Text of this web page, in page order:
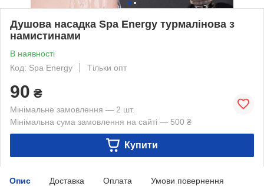
Душова насадка Spa Energy турмалінова з
намистинами
В наявності
Код: Spa Energy
Тільки опт
90 ₴
Мінімальне замовлення — 2 шт.
Мінімальна сума замовлення на сайті — 500 ₴
Купити
Опис Доставка Оплата Умови повернення